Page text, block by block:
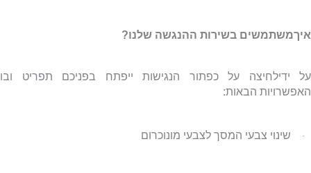
איךמשתמשים בשירות ההנגשה שלנו?
על ידילחיצה על כפתור הנגישות ייפתח בפניכם תפריט ובו
האפשרויות הבאות:
· שינוי צבעי המסך לצבעי מונוכרום